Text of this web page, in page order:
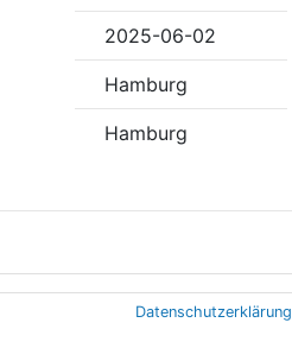
2025-06-02
Hamburg
Hamburg
Datenschutzerklärung